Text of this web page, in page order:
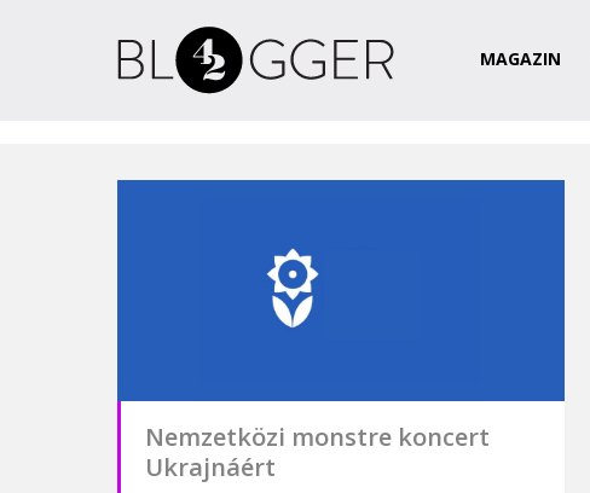
MAGAZIN
Nemzetközi monstre koncert
Ukrajnáért